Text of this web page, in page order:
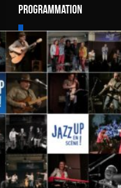
Programmation
6
Programmation Jazz UP